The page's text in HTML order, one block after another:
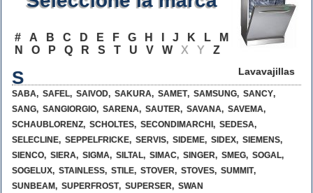
Lavavajillas
# A B C D E F G H J K L
M
N
O P Q R S T U V W X Y Z
S
SABA, SAFEL, SAIVOD, SAKURA, SAMET, SAMSUNG, SANCY,
SANG, SANGIORGIO, SARENA, SAUTER, SAVANA, SAVEMA,
SCHAUBLORENZ, SCHOLTES, SECONDIMARCHI , SEDESA,
SELECLINE, SEPPELFRICKE, SERVIS, SIDEME, SIDEX, SIEMENS,
SIENCO, SIERA, SIGMA, SILTAL, SIMAC, SINGER, SMEG, SOGAL,
SOGELUX, STAINLESS, STILE, STOVER, STOVES, SUMMIT,
SUNBEAM, SUPERFROST, SUPERSER, SWAN